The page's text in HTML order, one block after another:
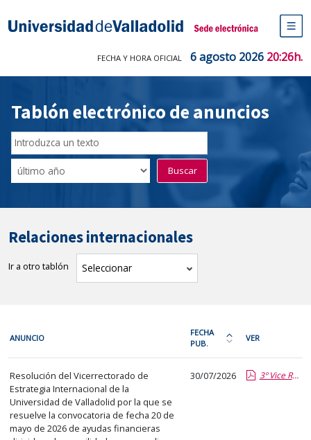
Sede electrónica Universidad de
de
FECHA Y HORA OFICIAL 6 agosto 2026 20:26h.
Tablón electrónico de anuncios
Buscador
del
Tablón
Filtro
de
Buscar
Relaciones internacionales
Ir a otro tablón Seleccionar tablón
cada
fila
de
la
siguiente
tabla
internacionales
ANUNCIO
FECHA
PUB.
Ordena
la
tabla
VER
Resolución del Vicerrectorado de
Estrategia Internacional de la
Universidad de Valladolid por la que se
resuelve la convocatoria de fecha 20 de
mayo de 2026 de ayudas financieras
30/07/2026 3º Vice RRII ERASMUS.pdf.pdf